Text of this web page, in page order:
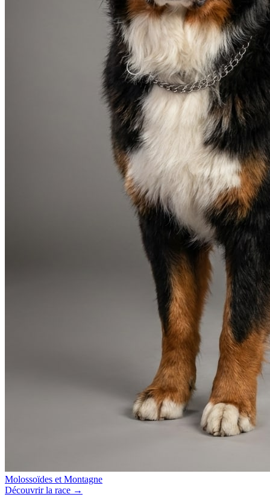
Molossoïdes et Montagne
Découvrir la race →